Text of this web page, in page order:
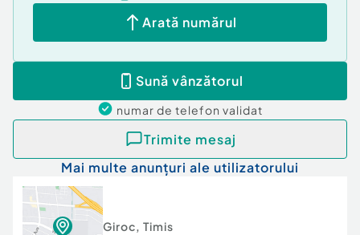
Arată numărul
Sună vânzătorul
numar de telefon validat
Trimite mesaj
Mai multe anunțuri ale utilizatorului
Giroc, Timis